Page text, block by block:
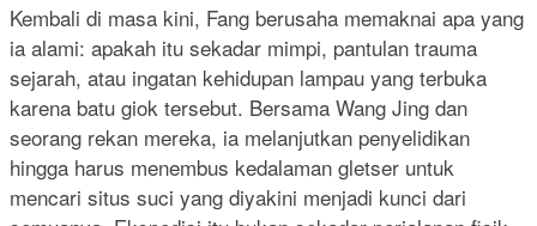
Kembali di masa kini, Fang berusaha memaknai apa yang
ia alami: apakah itu sekadar mimpi, pantulan trauma
sejarah, atau ingatan kehidupan lampau yang terbuka
karena batu giok tersebut. Bersama Wang Jing dan
seorang rekan mereka, ia melanjutkan penyelidikan
hingga harus menembus kedalaman gletser untuk
mencari situs suci yang diyakini menjadi kunci dari